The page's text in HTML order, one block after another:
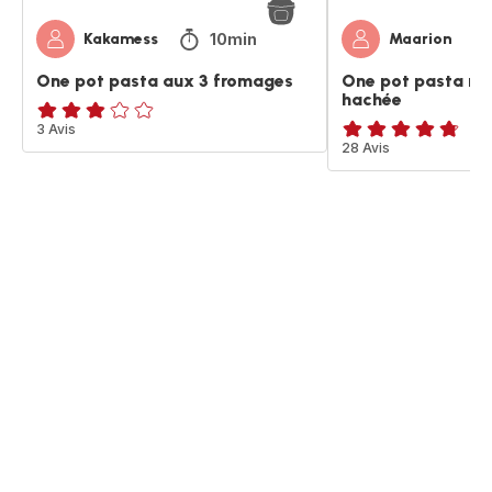
Kakamess 10min
One pot pasta aux 3 fromages
ratings.2.8
3 Avis
Maarion
One pot pasta
hachée
ratings.4.7
28 Avis